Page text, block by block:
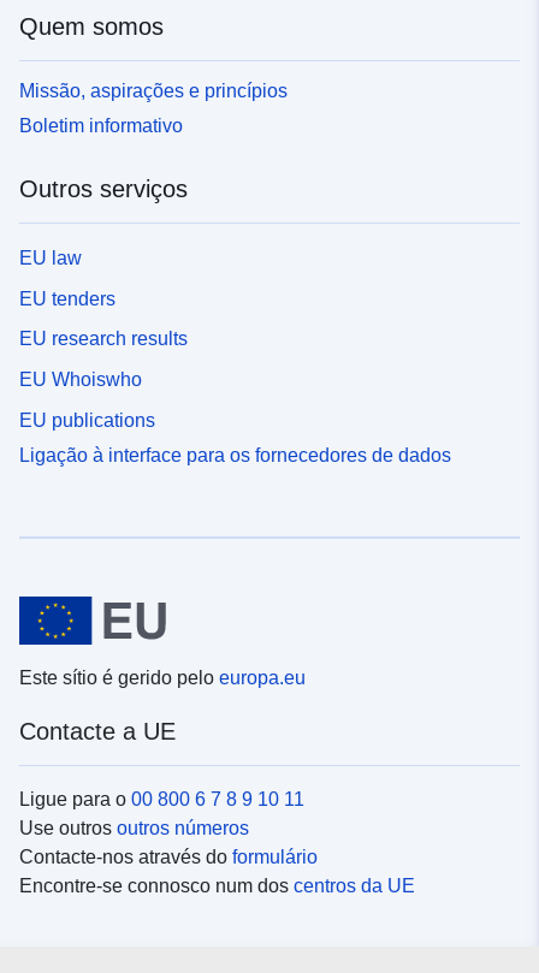
Quem somos
Missão, aspirações e princípios
Boletim informativo
Outros serviços
EU law
EU tenders
EU research results
EU Whoiswho
EU publications
Ligação à interface para os fornecedores de dados
Este sítio é gerido pelo europa.eu
Contacte a UE
Ligue para o 00 800 6 7 8 9 10 11
Use outros outros números
Contacte-nos através do formulário
Encontre-se connosco num dos centros da UE